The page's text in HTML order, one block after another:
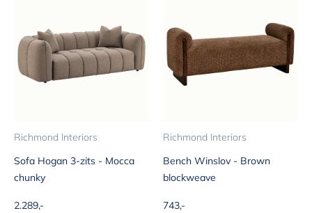
Richmond Interiors
Sofa Hogan 3-zits - Mocca
chunky
Aanbiedingsprijs
2.289,-
Richmond Interiors
Bench Winslov - Brown
blockweave
Aanbiedingsprijs
743,-